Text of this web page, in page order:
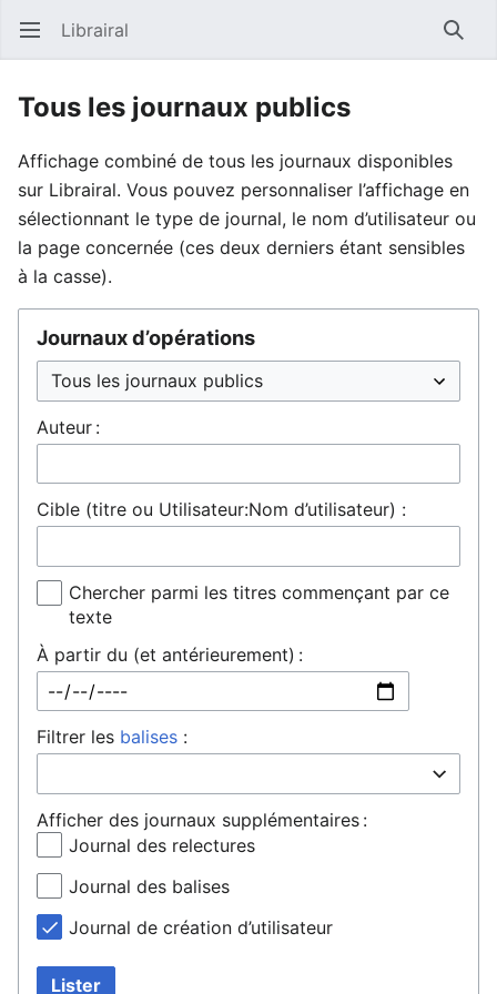
Ouvrir le menu principal Librairal
Tous les journaux publics
Affichage combiné de tous les journaux disponibles
sur Librairal. Vous pouvez personnaliser l’affichage en
sélectionnant le type de journal, le nom d’utilisateur ou
la page concernée (ces deux derniers étant sensibles
à la casse).
Journaux d’opérations
Auteur :
Cible (titre ou Utilisateur:Nom d’utilisateur) :
Chercher parmi les titres commençant par ce
texte
À partir du (et antérieurement) :
Filtrer les balises :
Afficher des journaux supplémentaires :
Journal des relectures
Journal des balises
Journal de création d’utilisateur
Lister